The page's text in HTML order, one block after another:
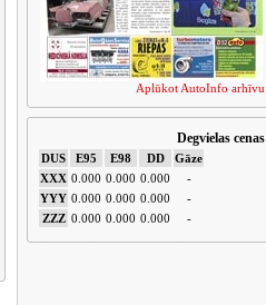
Aplūkot AutoInfo arhīvu
Degvielas cenas
DUS E95 E98 DD
Gāze
XXX 0.000 0.000 0.000
-
YYY 0.000 0.000 0.000
-
ZZZ 0.000 0.000 0.000 -